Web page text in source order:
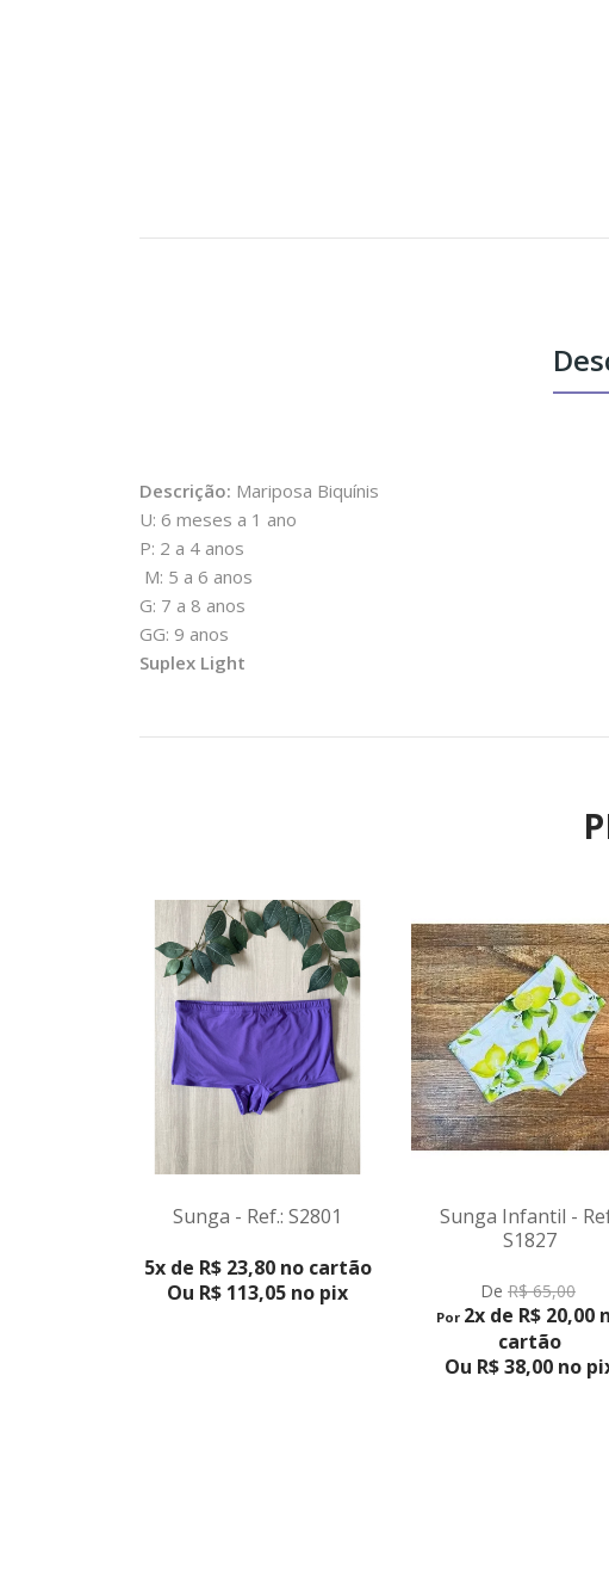
Descrição: Mariposa Biquínis
U: 6 meses a 1 ano
P: 2 a 4 anos
M: 5 a 6 anos
G: 7 a 8 anos
GG: 9 anos
Suplex Light
Sunga - Ref.: S2801
5x de R$ 23,80 no cartão
Ou R$ 113,05 no pix
Sunga Infantil -
S1827
De R$ 65,00
Por 2x de R$ 20,00
cartão
Ou R$ 38,00 no